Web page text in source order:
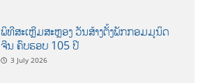
ພິທີສະເຫຼີມສະຫຼອງ ວັນສ້າງຕັ້ງພັກກອມມູນິດ
ຈີນ ຄົບຮອບ 105 ປີ
3 July 2026